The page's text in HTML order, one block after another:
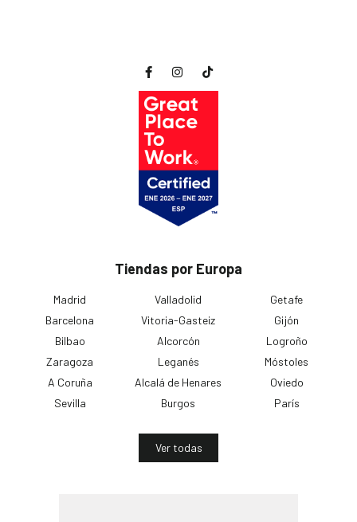
Tiendas por Europa
Madrid
Barcelona
Bilbao
Zaragoza
A Coruña
Sevilla
Valladolid
Vitoria-Gasteiz
Alcorcón
Leganés
Alcalá de Henares
Burgos
Getafe
Gijón
Logroño
Móstoles
Oviedo
París
Ver todas